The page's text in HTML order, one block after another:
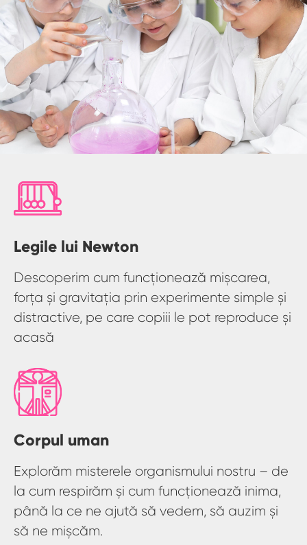
Legile lui Newton
Descoperim cum funcționează mișcarea,
forța și gravitația prin experimente simple și
distractive, pe care copiii le pot reproduce și
acasă
Corpul uman
Explorăm misterele organismului nostru – de
la cum respirăm și cum funcționează inima,
până la ce ne ajută să vedem, să auzim și
să ne mișcăm.